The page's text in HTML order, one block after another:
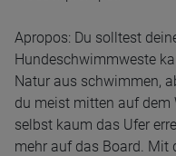
Apropos: Du solltest
Hundeschwimmweste
Natur aus schwimmen,
du meist mitten auf dem
selbst kaum das Ufer
mehr auf das Board. Mit